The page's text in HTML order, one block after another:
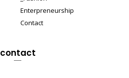
Enterpreneurship
Contact
contact